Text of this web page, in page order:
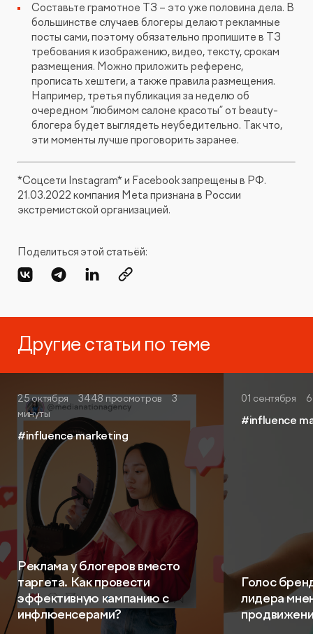
Составьте грамотное ТЗ – это уже половина дела. В
большинстве случаев блогеры делают рекламные
посты сами, поэтому обязательно пропишите в ТЗ
требования к изображению, видео, тексту, срокам
размещения. Можно приложить референс,
прописать хештеги, а также правила размещения.
Например, третья публикация за неделю об
очередном “любимом салоне красоты” от beauty-
блогера будет выглядеть неубедительно. Так что,
эти моменты лучше проговорить заранее.
*Соцсети Instagram* и Facebook запрещены в РФ.
21.03.2022 компания Meta признана в России
экстремистской организацией.
Поделиться этой статьёй:
Другие статьи по теме
25 октября 3448 просмотров
3
минуты
#influence marketing
Реклама у блогеров вместо
таргета. Как провести
эффективную кампанию с
инфлюенсерами?
01 сентября
#influence
Голос
лидера